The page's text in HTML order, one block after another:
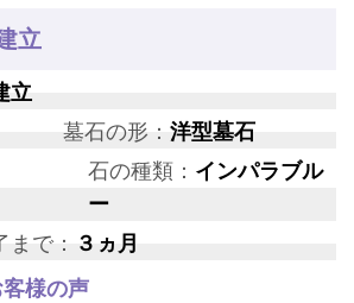
立
立
墓石の形：洋型墓石
石の種類： インパラブル
ー
で： ３ヵ月
客様の声